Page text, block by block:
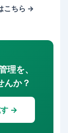
こちら →
理を、
んか？
す →